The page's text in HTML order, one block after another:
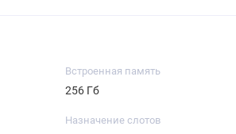
Встроенная память
256 Гб
Назначение слотов